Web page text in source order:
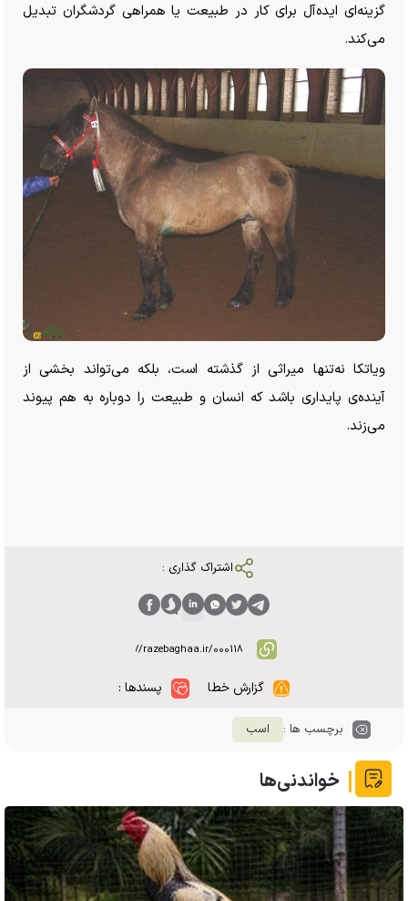
گزینه‌ای ایده‌آل برای کار در طبیعت یا همراهی گردشگران تبدیل
می‌کند.
ویاتکا نه‌تنها میراثی از گذشته است، بلکه می‌تواند بخشی از
آینده‌ی پایداری باشد که انسان و طبیعت را دوباره به هم پیوند
می‌زند.
اشتراک گذاری :
گزارش خطا پسندها :
برچسب ها : اسب
خواندنی‌ها